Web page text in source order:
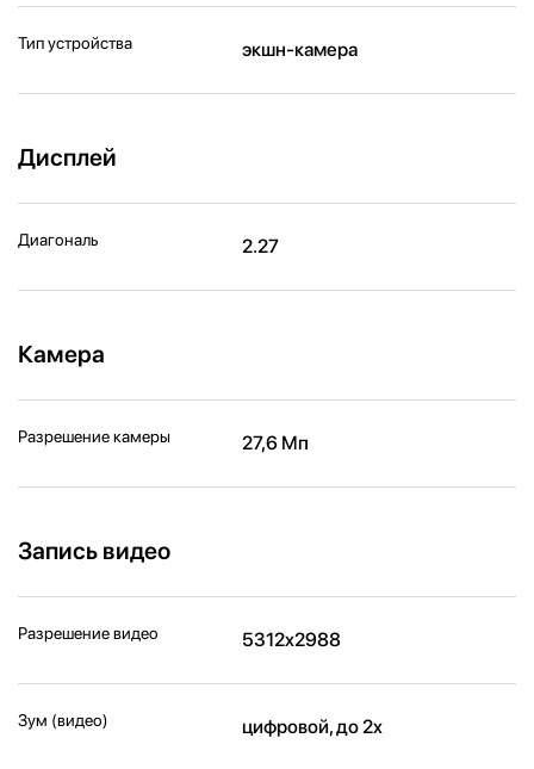
Тип устройства экшн-камера
Дисплей
Диагональ 2.27
Камера
Разрешение камеры 27,6 Мп
Запись видео
Разрешение видео 5312x2988
Зум (видео) цифровой, до 2x